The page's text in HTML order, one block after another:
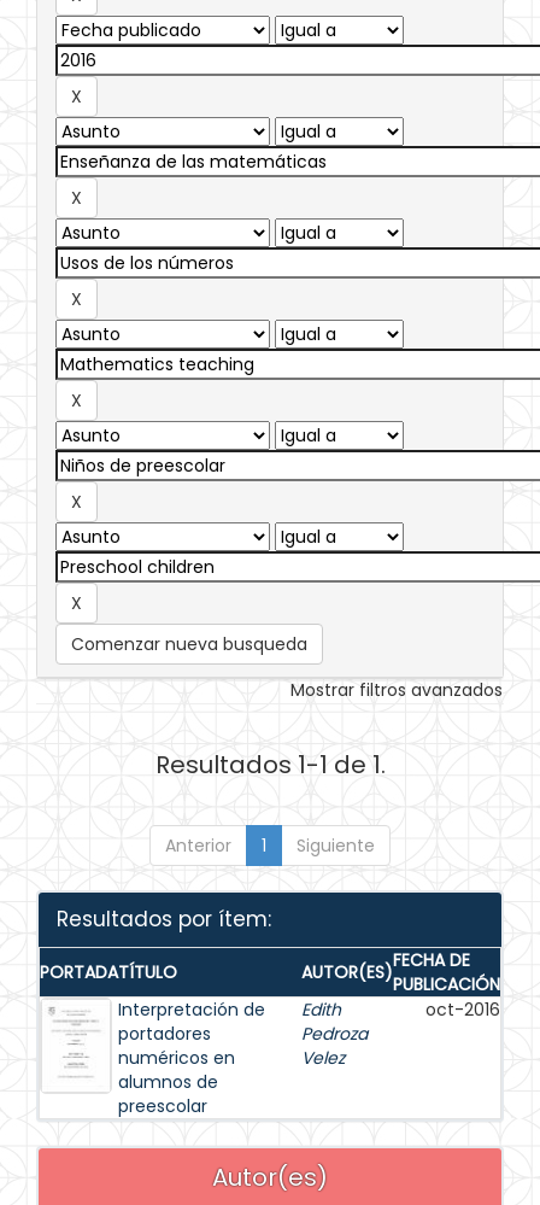
Comenzar nueva busqueda
Mostrar filtros avanzados
Resultados 1-1 de 1.
Anterior 1 Siguiente
Resultados por ítem:
PORTADATÍTULO AUTOR(ES)FECHA DE
PUBLICACIÓN
Interpretación de
portadores
numéricos en
alumnos de
preescolar
Edith
Pedroza
Velez
oct-2016
Autor(es)